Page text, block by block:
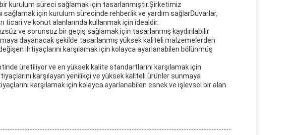
bir kurulum süreci sağlamak için tasarlanmıştır.Şirketimiz
için kurulum sürecinde rehberlik ve yardım sağlarDuvarlar,
ticari ve konut alanlarında kullanmak için idealdir.
ve sorunsuz bir geçiş sağlamak için tasarlanmış kaydırılabilir
dayanacak şekilde tasarlanmış yüksek kaliteli malzemelerden
değişen ihtiyaçlarını karşılamak için kolayca ayarlanabilen bölünmüş
üretiliyor ve en yüksek kalite standartlarını karşılamak için
karşılayan yenilikçi ve yüksek kaliteli ürünler sunmaya
karşılamak için kolayca ayarlanabilen esnek ve işlevsel bir alan